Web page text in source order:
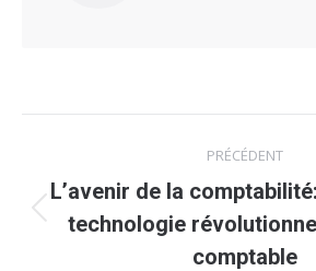
article
PRÉCÉDENT
Article
précédent
L’avenir de la
technologie
comptable